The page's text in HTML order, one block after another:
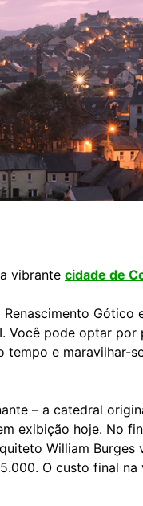
vibrante cidade de
Gótico
Você pode optar
e maravilhar-
– a catedral
exibição hoje. No
William Burges
O custo final